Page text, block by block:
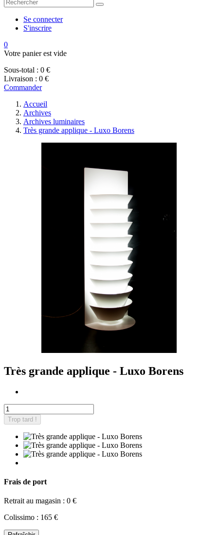
Se connecter
S'inscrire
0
Votre panier est vide
Sous-total : 0 €
Livraison : 0 €
Commander
Accueil
Archives
Archives luminaires
Très grande applique - Luxo Borens
Très grande applique - Luxo Borens
Trop tard !
Frais de port
Retrait au magasin : 0 €
Colissimo : 165 €